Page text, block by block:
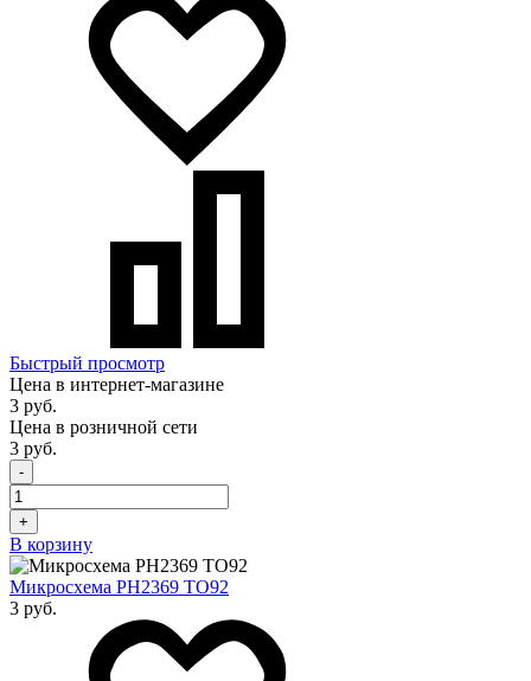
Быстрый просмотр
Цена в интернет-магазине
3 руб.
Цена в розничной сети
3 руб.
-
+
В корзину
Микросхема PH2369 TO92
3 руб.